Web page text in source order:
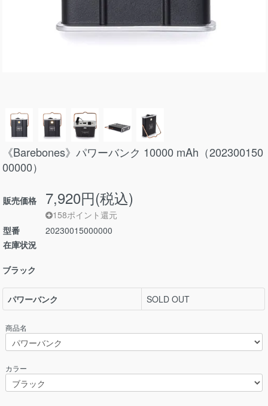
《Barebones》パワーバンク 10000 mAh（202300150
00000）
販売価格 7,920円(税込)
158ポイント還元
型番
20230015000000
在庫状況
ブラック
パワーバンク SOLD OUT
商品名
カラー